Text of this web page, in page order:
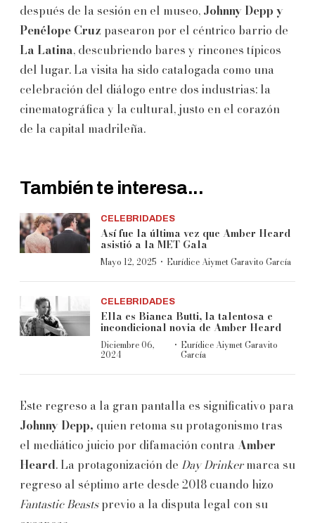
después de la sesión en el museo, Johnny Depp y
Penélope Cruz pasearon por el céntrico barrio de
La Latina, descubriendo bares y rincones típicos
del lugar. La visita ha sido catalogada como una
celebración del diálogo entre dos industrias: la
cinematográfica y la cultural, justo en el corazón
de la capital madrileña.
También te interesa...
CELEBRIDADES
Así fue la última vez que Amber Heard
asistió a la MET Gala
Mayo 12, 2025 · Eurídice Aiymet Garavito García
CELEBRIDADES
Ella es Bianca Butti, la talentosa e
incondicional novia de Amber Heard
Diciembre 06,
2024 · Eurídice Aiymet Garavito
García
Este regreso a la gran pantalla es significativo para
Johnny Depp, quien retoma su protagonismo tras
el mediático juicio por difamación contra Amber
Heard. La protagonización de Day Drinkermarca su
regreso al séptimo arte desde 2018 cuando hizo
Fantastic Beastsprevio a la disputa legal con su